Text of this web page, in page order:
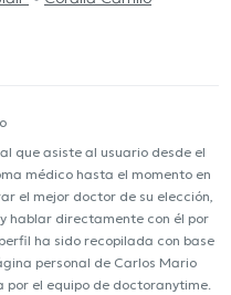
que asiste al usuario desde el
médico hasta el momento en
el mejor doctor de su elección,
hablar directamente con él por
ha sido recopilada con base
personal de Carlos Mario
por el equipo de doctoranytime.